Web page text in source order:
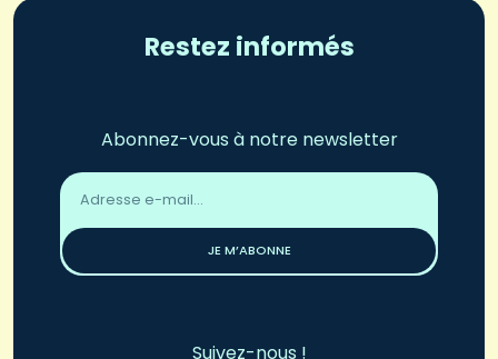
Restez informés
Abonnez-vous à notre newsletter
Adresse
email
JE M’ABONNE
Suivez-nous !